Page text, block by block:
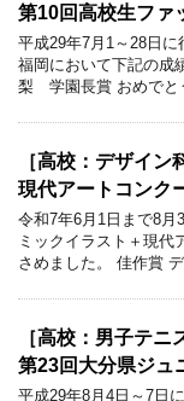
第10回高校生ファ
平成29年7月1～28日
福岡において下記の
梨 学園長賞 おめでと
［高校：デザイ
現代アートコンク
令和7年6月1日まで8月
ミックイラスト＋現代
さめました。 佳作賞
［高校：男子テニ
第23回大分県ジュ
平成29年8月4日～7日